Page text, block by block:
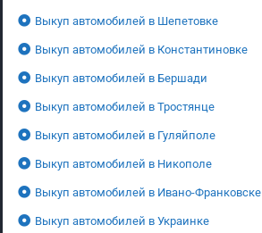
Выкуп автомобилей в Шепетовке
Выкуп автомобилей в Константиновке
Выкуп автомобилей в Бершади
Выкуп автомобилей в Тростянце
Выкуп автомобилей в Гуляйполе
Выкуп автомобилей в Никополе
Выкуп автомобилей в Ивано-Франковске
Выкуп автомобилей в Украинке